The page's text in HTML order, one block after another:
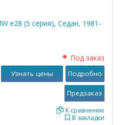
е28 (5 серия), Седан, 1981-
Под заказ
В закладки
К сравнению
Узнать цены Подробно